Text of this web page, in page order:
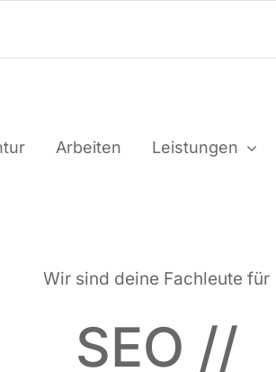
Arbei­ten Leis­tun­gen
Wir sind dei­ne Fach­leu­te für
SEO //